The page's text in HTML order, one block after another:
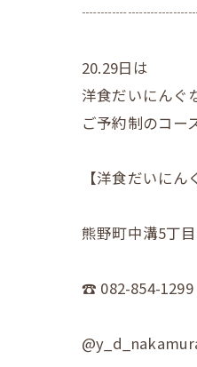
20.29日は
洋食だいにんぐ
ご予約制のコー
【洋食だいにん
熊野町中溝5丁
☎︎ 082-854-1299